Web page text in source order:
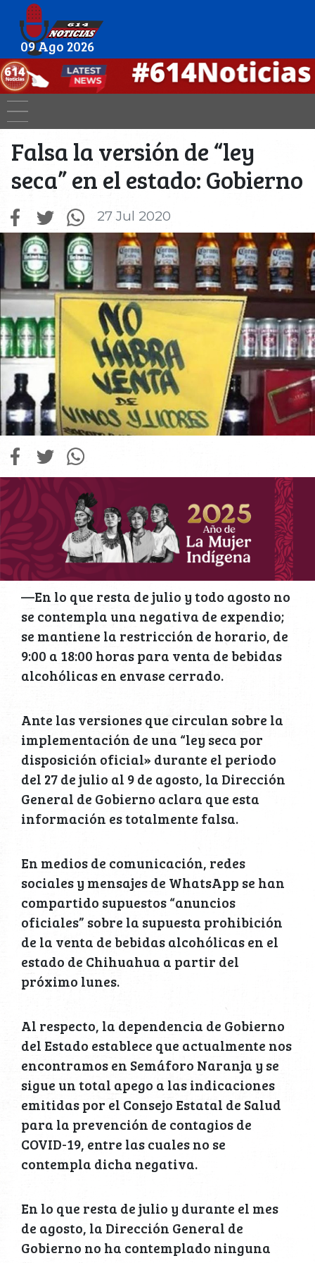
09 Ago 2026
Falsa la versión de “ley
seca” en el estado: Gobierno
27 Jul 2020
—En lo que resta de julio y todo agosto no
se contempla una negativa de expendio;
se mantiene la restricción de horario, de
9:00 a 18:00 horas para venta de bebidas
alcohólicas en envase cerrado.
Ante las versiones que circulan sobre la
implementación de una “ley seca por
disposición oficial» durante el periodo
del 27 de julio al 9 de agosto, la Dirección
General de Gobierno aclara que esta
información es totalmente falsa.
En medios de comunicación, redes
sociales y mensajes de WhatsApp se han
compartido supuestos “anuncios
oficiales” sobre la supuesta prohibición
de la venta de bebidas alcohólicas en el
estado de Chihuahua a partir del
próximo lunes.
Al respecto, la dependencia de Gobierno
del Estado establece que actualmente nos
encontramos en Semáforo Naranja y se
sigue un total apego a las indicaciones
emitidas por el Consejo Estatal de Salud
para la prevención de contagios de
COVID-19, entre las cuales no se
contempla dicha negativa.
En lo que resta de julio y durante el mes
de agosto, la Dirección General de
Gobierno no ha contemplado ninguna